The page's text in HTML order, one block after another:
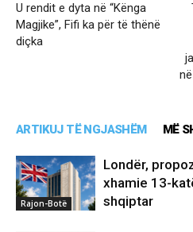
U rendit e dyta në “Kënga
Magjike”, Fifi ka për të thënë
diçka
ARTIKUJ TË NGJASHËM MË
Rajon-Botë
Londër,
xhamie 13-
shqiptar